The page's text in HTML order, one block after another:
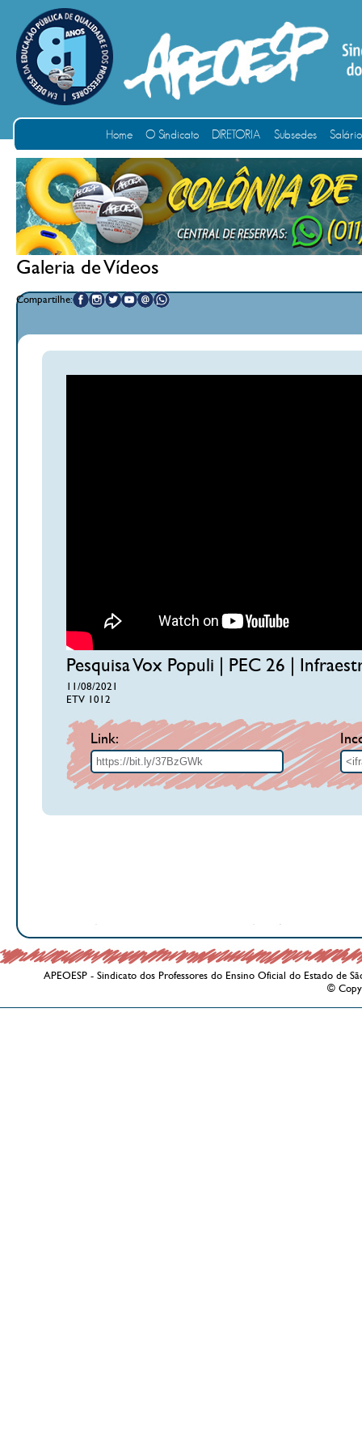
Home O Sindicato DIRETORIA Subsedes
Galeria de Vídeos
Compartilhe:
Pesquisa Vox Populi | PEC 26 |
11/08/2021
ETV 1012
Link:
APEOESP - Sindicato dos Professores do Ensino Oficial do Estado de
©